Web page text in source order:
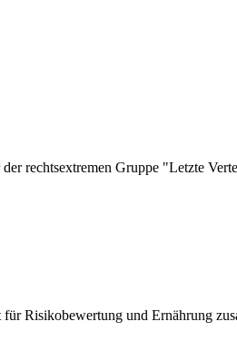
rechtsextremen Gruppe "Letzte
Risikobewertung und Ernährung